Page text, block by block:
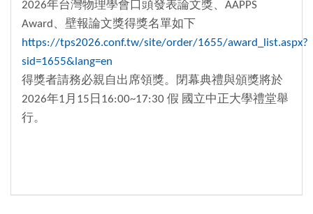
2026年台灣物理學會口頭發表論文獎、AAPPS
Award、壁報論文獎得獎名單如下
https://tps2026.conf.tw/site/order/1655/award_list.aspx?
sid=1655&lang=en
得獎者請務必親自出席領獎。閉幕典禮與頒獎將於
2026年1月15日16:00~17:30 假 國立中正大學禮堂舉
行。